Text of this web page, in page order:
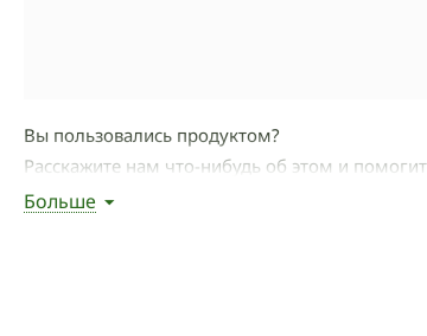
Вы пользовались продуктом?
Расскажите нам что-нибудь об этом и
Написать отзыв
Больше